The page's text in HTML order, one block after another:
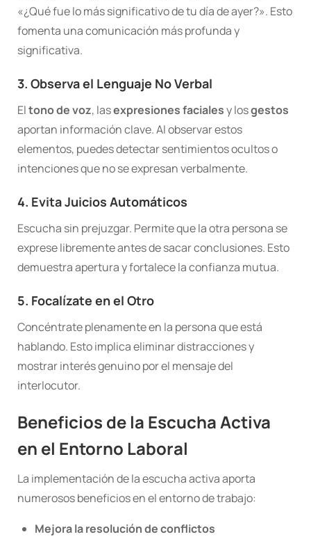
«¿Qué fue lo más significativo de tu día de ayer?». Esto
fomenta una comunicación más profunda y
significativa.
3. Observa el Lenguaje No Verbal
Eltono de voz, lasexpresiones facialesy losgestos
aportan información clave. Al observar estos
elementos, puedes detectar sentimientos ocultos o
intenciones que no se expresan verbalmente.
4. Evita Juicios Automáticos
Escucha sin prejuzgar. Permite que la otra persona se
exprese libremente antes de sacar conclusiones. Esto
demuestra apertura y fortalece la confianza mutua.
5. Focalízate en el Otro
Concéntrate plenamente en la persona que está
hablando. Esto implica eliminar distracciones y
mostrar interés genuino por el mensaje del
interlocutor.
Beneficios de la Escucha Activa
en el Entorno Laboral
La implementación de la escucha activa aporta
numerosos beneficios en el entorno de trabajo:
Mejora la resolución de conflictos